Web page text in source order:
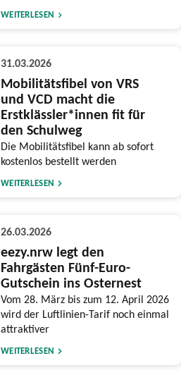
WEITERLESEN
31.03.2026
Mobilitätsfibel von VRS
und VCD macht die
Erstklässler*innen fit für
den Schulweg
Die Mobilitätsfibel kann ab sofort
kostenlos bestellt werden
WEITERLESEN
26.03.2026
eezy.nrw legt den
Fahrgästen Fünf-Euro-
Gutschein ins Osternest
Vom 28. März bis zum 12. April 2026
wird der Luftlinien-Tarif noch einmal
attraktiver
WEITERLESEN